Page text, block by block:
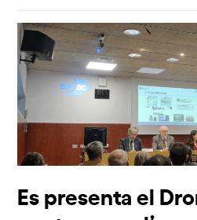
Es presenta el